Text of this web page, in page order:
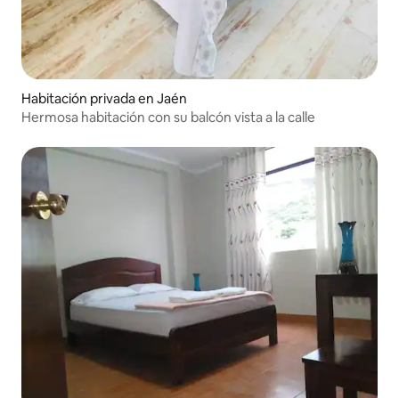
Habitación privada en Jaén
Hermosa habitación con su balcón vista a la calle